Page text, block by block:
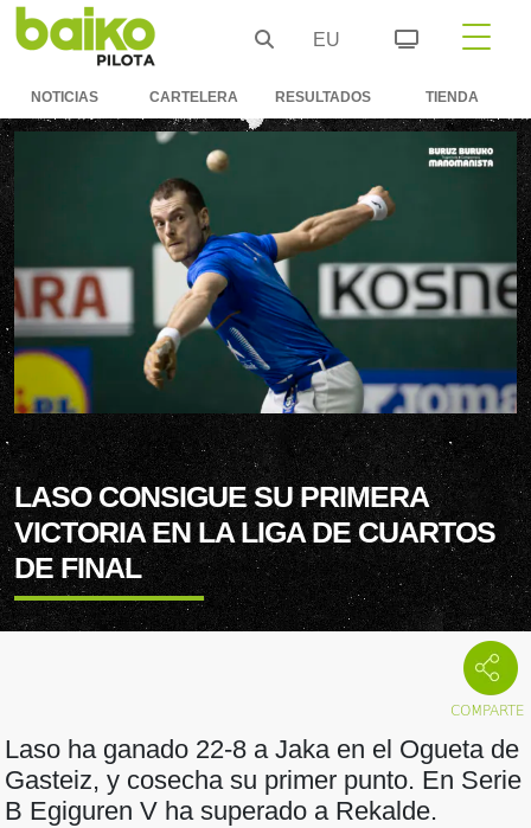
EU
NOTICIAS CARTELERA RESULTADOS TIENDA
LASO CONSIGUE SU PRIMERA
VICTORIA EN LA LIGA DE CUARTOS
DE FINAL
Laso ha ganado 22-8 a Jaka en el Ogueta de
Gasteiz, y cosecha su primer punto. En Serie
B Egiguren V ha superado a Rekalde.